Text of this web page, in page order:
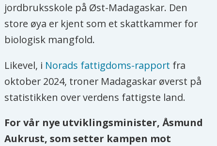
jordbruksskole på Øst-Madagaskar. Den
store øya er kjent som et skattkammer for
biologisk mangfold.
Likevel, i Norads fattigdoms-rapport fra
oktober 2024, troner Madagaskar øverst på
statistikken over verdens fattigste land.
For vår nye utviklingsminister, Åsmund
Aukrust, som setter kampen mot